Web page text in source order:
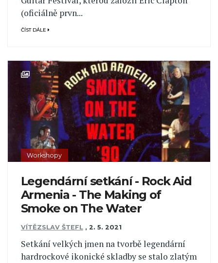
(oficiálně prvn...
ČÍST DÁLE
Workshopy
Legendární setkání - Rock Aid
Armenia - The Making of
Smoke on The Water
VÍTĚZSLAV ŠTEFL , 2. 5. 2021
Setkání velkých jmen na tvorbě legendární
hardrockové ikonické skladby se stalo zlatým